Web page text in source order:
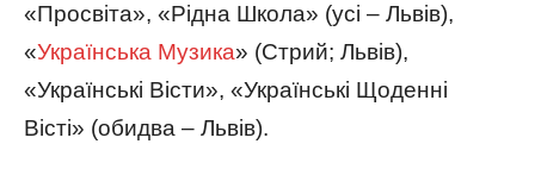
«Просвіта», «Рідна Школа» (усі – Львів),
«Українська Музика» (Стрий; Львів),
«Українські Вісти», «Українські Щоденні
Вісті» (обидва – Львів).